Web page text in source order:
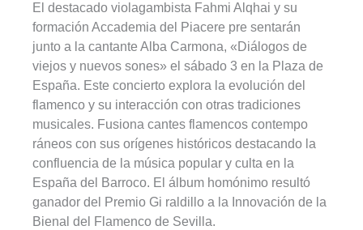
El destacado violagambista Fahmi Alqhai y su
formación Accademia del Piacere pre sentarán
junto a la cantante Alba Carmona, «Diálogos de
viejos y nuevos sones» el sábado 3 en la Plaza de
España. Este concierto explora la evolución del
flamenco y su interacción con otras tradiciones
musicales. Fusiona cantes flamencos contempo
ráneos con sus orígenes históricos destacando la
confluencia de la música popular y culta en la
España del Barroco. El álbum homónimo resultó
ganador del Premio Gi raldillo a la Innovación de la
Bienal del Flamenco de Sevilla.